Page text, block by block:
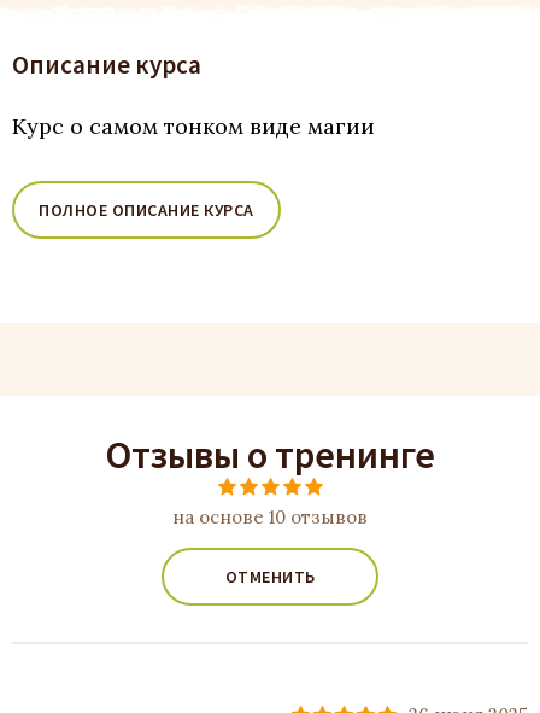
Описание курса
Курс о самом тонком виде магии
ПОЛНОЕ ОПИСАНИЕ КУРСА
Отзывы о тренинге
на основе 10 отзывов
ОТМЕНИТЬ